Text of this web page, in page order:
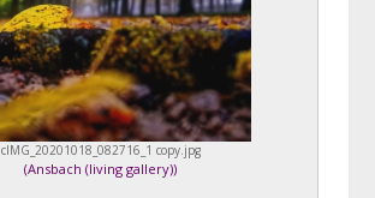
cIMG_20201018_082716_1 copy.jpg
(Ansbach (living gallery))